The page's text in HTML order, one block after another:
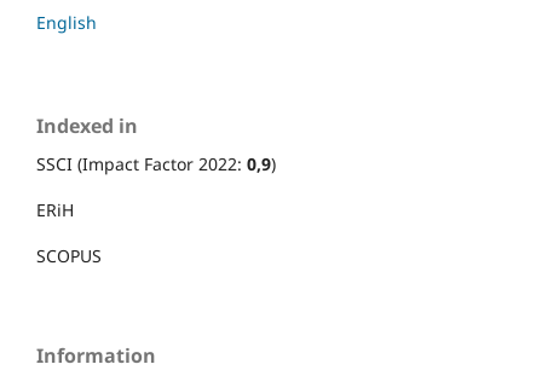
English
Indexed in
SSCI (Impact Factor 2022: 0,9)
ERiH
SCOPUS
Information